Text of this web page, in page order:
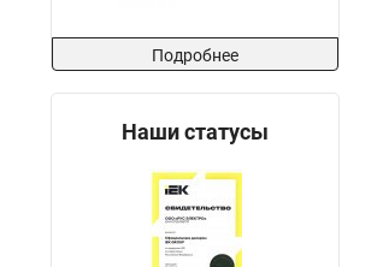
Подробнее
Наши статусы